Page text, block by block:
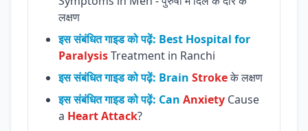
लक्षण
इस संबंधित गाइड को पढ़ें: Best Hospital for
ParalysisTreatment in Ranchi
इस संबंधित गाइड को पढ़ें: Brain Strokeके लक्षण
इस संबंधित गाइड को पढ़ें: Can Anxiety Cause
a Heart Attack?